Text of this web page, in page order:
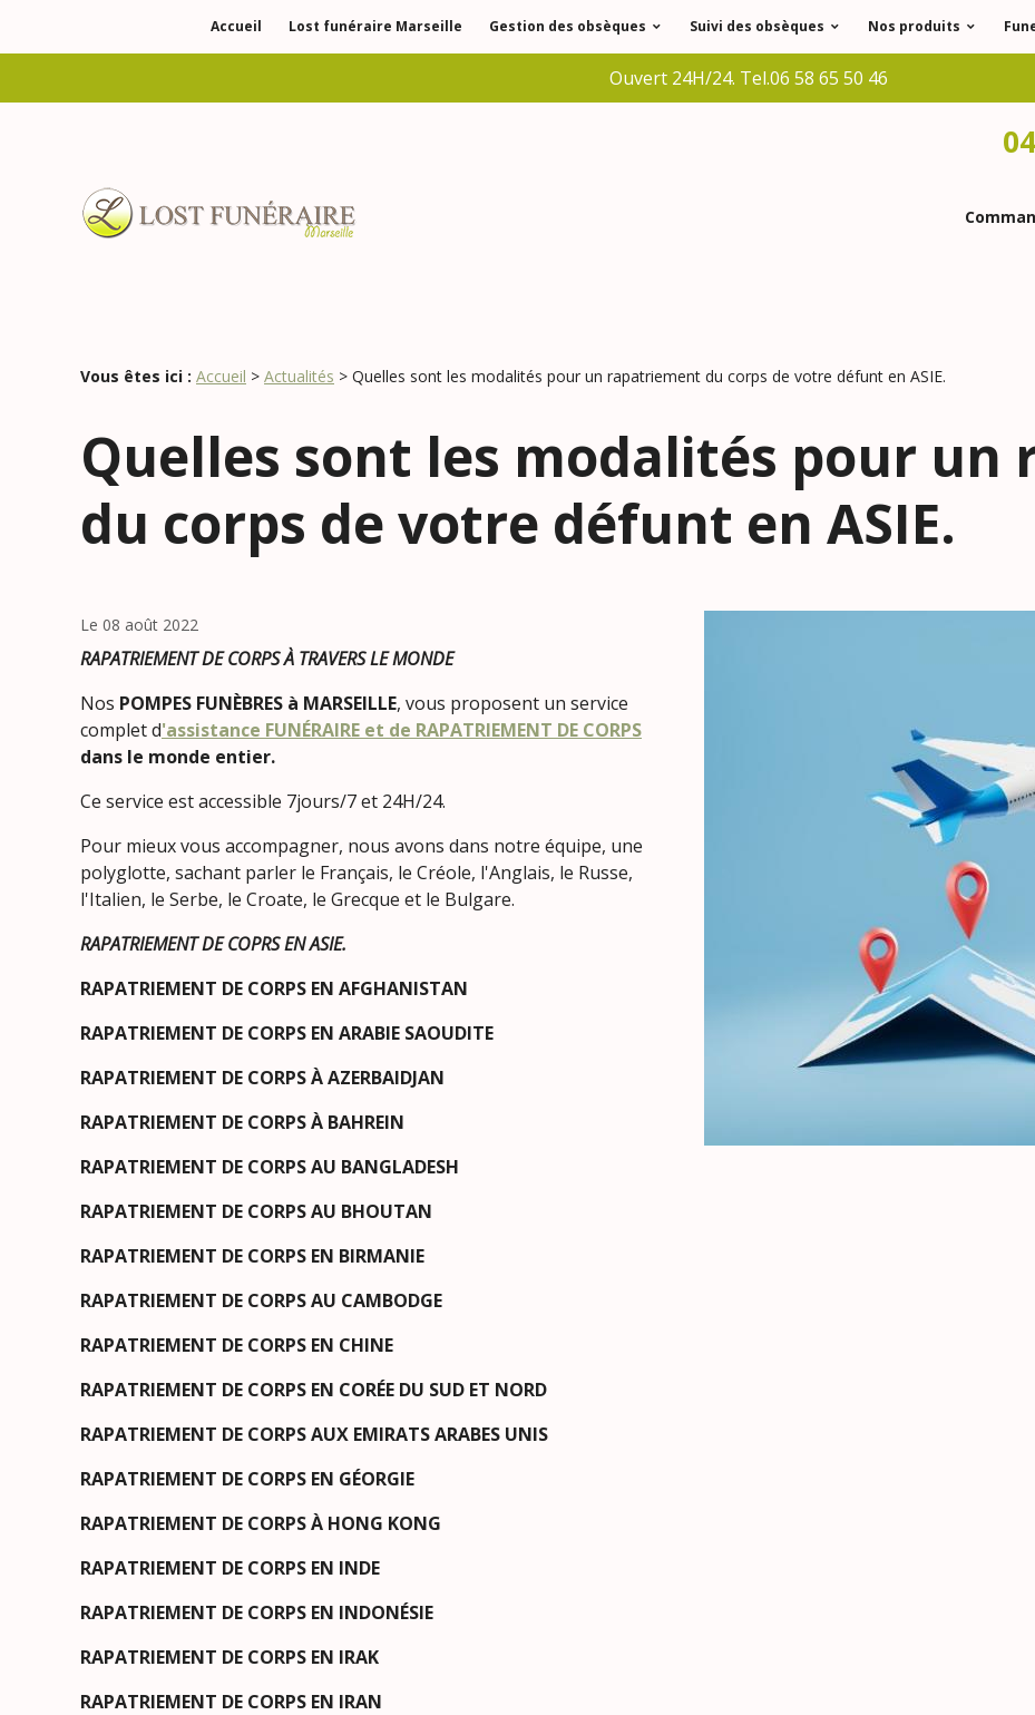
Accueil Lost funéraire Marseille Gestion des obsèques Suivi des obsèques Nos produits
Ouvert 24H/24. Tel.06 58 65 50 46
Vous êtes ici : Accueil > Actualités > Quelles sont les modalités pour un rapatriement du corps de votre défunt en ASIE.
Quelles sont les modalités pour
du corps de votre défunt en ASIE.
Le 08 août 2022
RAPATRIEMENT DE CORPS À TRAVERS LE MONDE
Nos POMPES FUNÈBRES à MARSEILLE, vous proposent un service
complet d'assistance FUNÉRAIRE et de RAPATRIEMENT DE CORPS
dans le monde entier.
Ce service est accessible 7jours/7 et 24H/24.
Pour mieux vous accompagner, nous avons dans notre équipe, une
polyglotte, sachant parler le Français, le Créole, l'Anglais, le Russe,
l'Italien, le Serbe, le Croate, le Grecque et le Bulgare.
RAPATRIEMENT DE COPRS EN ASIE.
RAPATRIEMENT DE CORPS EN AFGHANISTAN
RAPATRIEMENT DE CORPS EN ARABIE SAOUDITE
RAPATRIEMENT DE CORPS À AZERBAIDJAN
RAPATRIEMENT DE CORPS À BAHREIN
RAPATRIEMENT DE CORPS AU BANGLADESH
RAPATRIEMENT DE CORPS AU BHOUTAN
RAPATRIEMENT DE CORPS EN BIRMANIE
RAPATRIEMENT DE CORPS AU CAMBODGE
RAPATRIEMENT DE CORPS EN CHINE
RAPATRIEMENT DE CORPS EN CORÉE DU SUD ET NORD
RAPATRIEMENT DE CORPS AUX EMIRATS ARABES UNIS
RAPATRIEMENT DE CORPS EN GÉORGIE
RAPATRIEMENT DE CORPS À HONG KONG
RAPATRIEMENT DE CORPS EN INDE
RAPATRIEMENT DE CORPS EN INDONÉSIE
RAPATRIEMENT DE CORPS EN IRAK
RAPATRIEMENT DE CORPS EN IRAN